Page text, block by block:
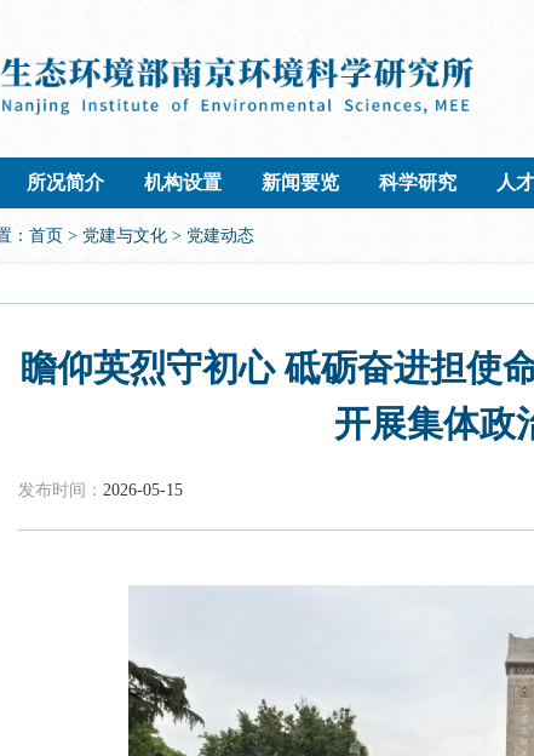
所况简介 机构设置 新闻要览 科学研究 人
： 首页 > 党建与文化 > 党建动态
瞻仰英烈守初心 砥砺奋进担
开展集体政
发布时间： 2026-05-15